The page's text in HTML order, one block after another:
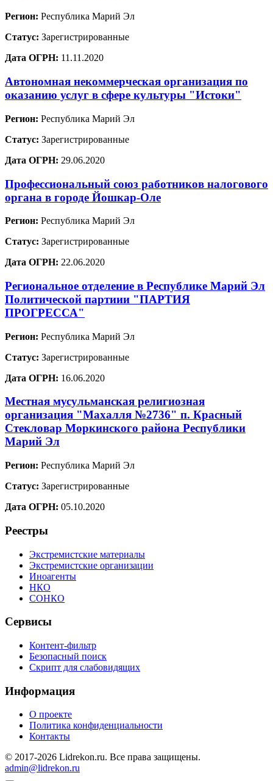
Регион: Республика Марий Эл
Статус: Зарегистрированные
Дата ОГРН: 11.11.2020
Автономная некоммерческая организация по
оказанию услуг в сфере культуры "Истоки"
Регион: Республика Марий Эл
Статус: Зарегистрированные
Дата ОГРН: 29.06.2020
Профессиональный союз работников налогового
органа в городе Йошкар-Оле
Регион: Республика Марий Эл
Статус: Зарегистрированные
Дата ОГРН: 22.06.2020
Региональное отделение в Республике Марий Эл
Политической партиии "ПАРТИЯ
ПРОГРЕССА"
Регион: Республика Марий Эл
Статус: Зарегистрированные
Дата ОГРН: 16.06.2020
Местная мусульманская религиозная
организация "Махалля №2736" п. Красный
Стекловар Моркинского района Республики
Марий Эл
Регион: Республика Марий Эл
Статус: Зарегистрированные
Дата ОГРН: 05.10.2020
Реестры
Экстремистские материалы
Экстремистские организации
Иноагенты
НКО
СОНКО
Сервисы
Контент-фильтр
Безопасный поиск
Скрипт для слабовидящих
Информация
О проекте
Политика конфиденциальности
Контакты
© 2017-2026 Lidrekon.ru. Все права защищены.
admin@lidrekon.ru